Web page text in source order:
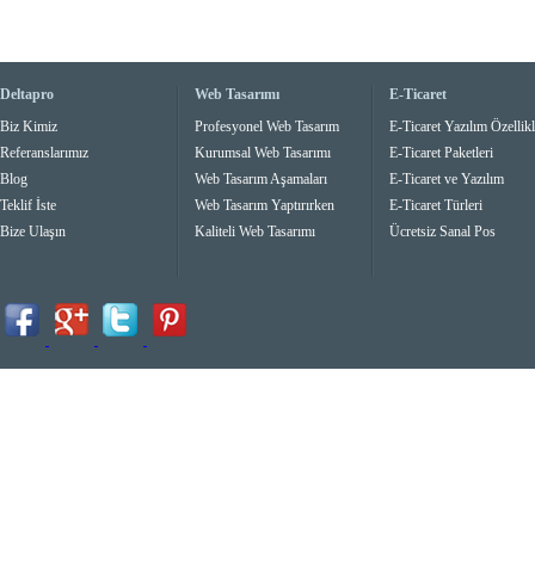
Deltapro
Biz Kimiz
Referanslarımız
Blog
Teklif İste
Bize Ulaşın
Web Tasarımı
Profesyonel Web Tasarım
Kurumsal Web Tasarımı
Web Tasarım Aşamaları
Web Tasarım Yaptırırken
Kaliteli Web Tasarımı
E-Ticaret
E-Ticaret Yazılım
E-Ticaret Paketleri
E-Ticaret ve Yazılım
E-Ticaret Türleri
Ücretsiz Sanal Pos